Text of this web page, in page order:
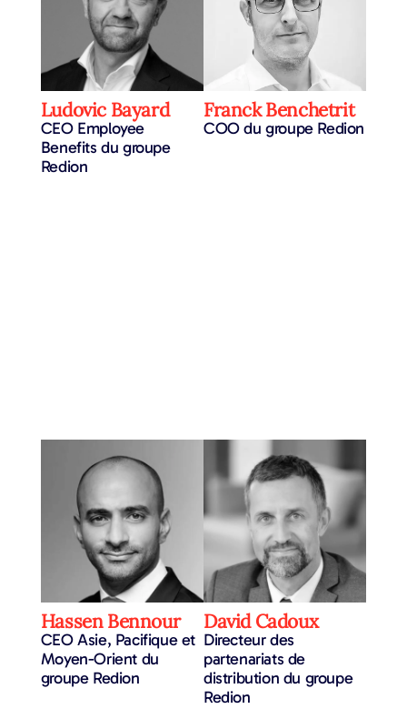
Ludovic Bayard
CEO Employee
Benefits du groupe
Redion
Franck Benchetrit
COO du groupe Redion
Hassen Bennour
CEO Asie, Pacifique et
Moyen-Orient du
groupe Redion
David Cadoux
Directeur des
partenariats de
distribution du groupe
Redion